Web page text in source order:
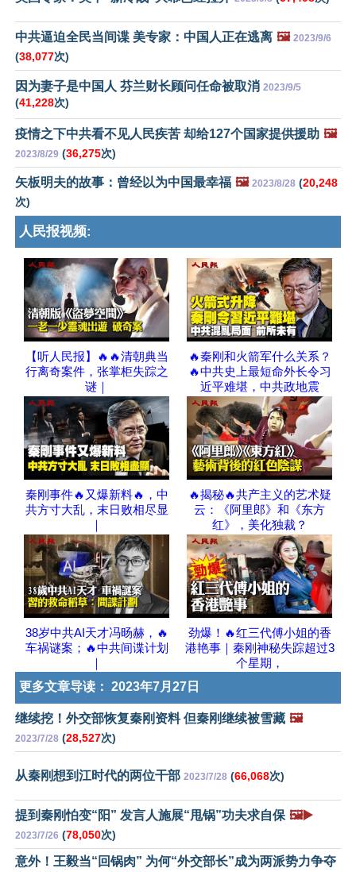
中共逼迫全民当间谍 美专家：中国人正在逃离 🖼️ 2023/9/6
(38,077次)
因为妻子是中国人 芬兰财长顾问任命被取消 2023/9/5
(41,228次)
疫情之下中共看不见人民疾苦 却给127个国家提供援助 🖼️
2023/8/29 (36,275次)
矢板明夫的故事：曾经以为中国最幸福 🖼️ 2023/8/28 (20,248
次)
人民报视频:
【听人民报】🔥🔥清朝典当
行离奇案件，张掌柜失踪之
谜｜
🔥秦刚和火箭军什么关系？
🔥中共史上最短命外长令习
近平难堪，中共政地震
秦刚事件🔥又爆新料🔥，中
共方寸大乱，末日败相尽显
｜
🔥揭秘🔥共产主义的艺术疑
云：《阿里郎》和《东方
红》，美化独裁？
38岁中共AI天才冯旸赫，🔥
车祸谜案；🔥中共间谍计划
｜
劲爆！🔥红三代傅小姐的香
港艳事｜秦刚神秘失踪超过3
个星期，
更多文章导读： 2023年7月27日
继续挖！外交部恢复秦刚资料 但秦刚继续被雪藏 🖼️
2023/7/28 (28,527次)
从秦刚想到江时代的两位干部 2023/7/28 (66,068次)
提到秦刚怕变“阳” 发言人施展“甩锅”功夫求自保 🖼️▶️
2023/7/26 (78,050次)
意外！王毅当“回锅肉” 为何“外交部长”成为两派势力争夺